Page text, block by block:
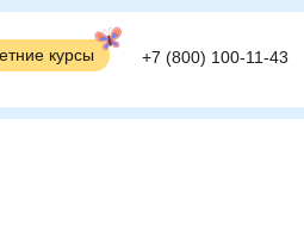
+7 (800) 100-11-43
курсы +7 (800) 100-11-43
курсы